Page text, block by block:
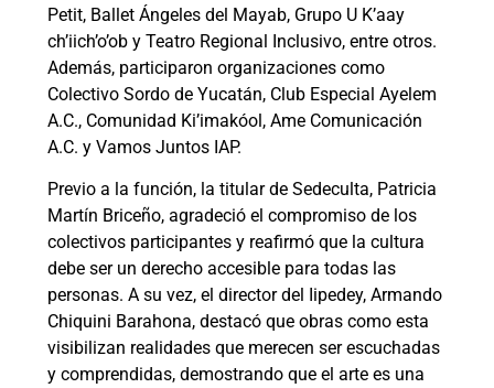
Petit, Ballet Ángeles del Mayab, Grupo U K’aay
ch’iich’o’ob y Teatro Regional Inclusivo, entre otros.
Además, participaron organizaciones como
Colectivo Sordo de Yucatán, Club Especial Ayelem
A.C., Comunidad Ki’imakóol, Ame Comunicación
A.C. y Vamos Juntos IAP.
Previo a la función, la titular de Sedeculta, Patricia
Martín Briceño, agradeció el compromiso de los
colectivos participantes y reafirmó que la cultura
debe ser un derecho accesible para todas las
personas. A su vez, el director del Iipedey, Armando
Chiquini Barahona, destacó que obras como esta
visibilizan realidades que merecen ser escuchadas
y comprendidas, demostrando que el arte es una